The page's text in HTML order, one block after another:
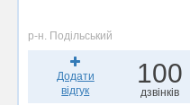
р-н. Подільський
Додати
відгук
100
дзвінків